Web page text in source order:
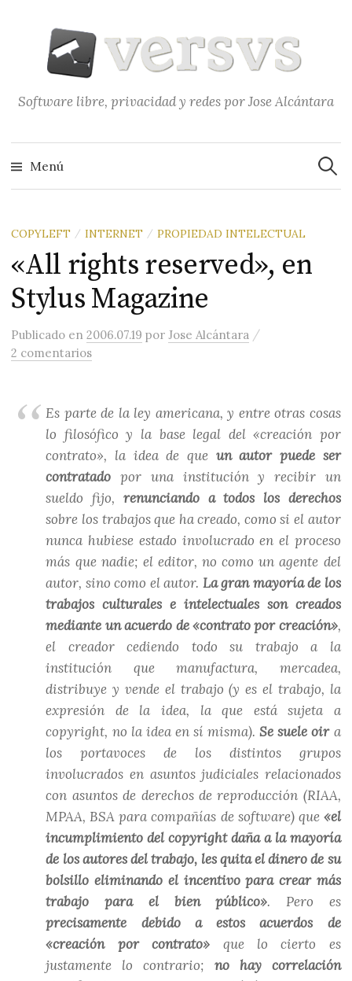
contenido
Software libre, privacidad y redes por Jose Alcántara
Menú
COPYLEFT / INTERNET / PROPIEDAD INTELECTUAL
«All rights reserved», en
Stylus Magazine
Publicado en2006.07.19 porJose Alcántara /
2 comentarios
Es parte de la ley americana, y entre otras cosas
lo filosófico y la base legal del «creación por
contrato», la idea de que un autor puede ser
contratado por una institución y recibir un
sueldo fijo, renunciando a todos los derechos
sobre los trabajos que ha creado, como si el autor
nunca hubiese estado involucrado en el proceso
más que nadie; el editor, no como un agente del
autor, sino como el autor. La gran mayoría de los
trabajos culturales e intelectuales son creados
mediante un acuerdo de «contrato por creación»,
el creador cediendo todo su trabajo a la
institución que manufactura, mercadea,
distribuye y vende el trabajo (y es el trabajo, la
expresión de la idea, la que está sujeta a
copyright, no la idea en sí misma).Se suele oira
los portavoces de los distintos grupos
involucrados en asuntos judiciales relacionados
con asuntos de derechos de reproducción (RIAA,
MPAA, BSA para compañías de software) que «el
incumplimiento del copyright daña a la mayoría
de los autores del trabajo, les quita el dinero de su
bolsillo eliminando el incentivo para crear más
trabajo para el bien público». Pero es
precisamente debido a estos acuerdos de
«creación por contrato» que lo cierto es
justamente lo contrario; no hay correlación